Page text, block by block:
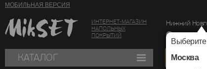
МОБИЛЬНАЯ ВЕРСИЯ
ИНТЕРНЕТ-МАГАЗИН
НАПОЛЬНЫХ
ПОКРЫТИЙ
Нижний
Москва
г.
КАТАЛОГ